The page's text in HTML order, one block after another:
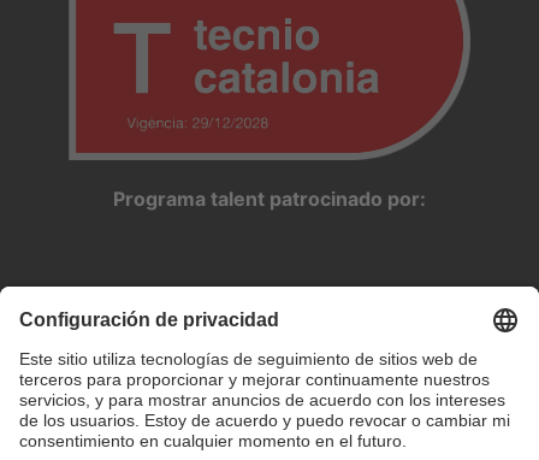
Programa talent patrocinado por: